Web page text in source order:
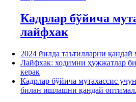
Кадрлар бўйича
лайфхак
2024 йилда таътилларни
Лайфхак: ходимни ҳужжатлар
керак
Кадрлар бўйича мутахассис
билан ишлашни қандай